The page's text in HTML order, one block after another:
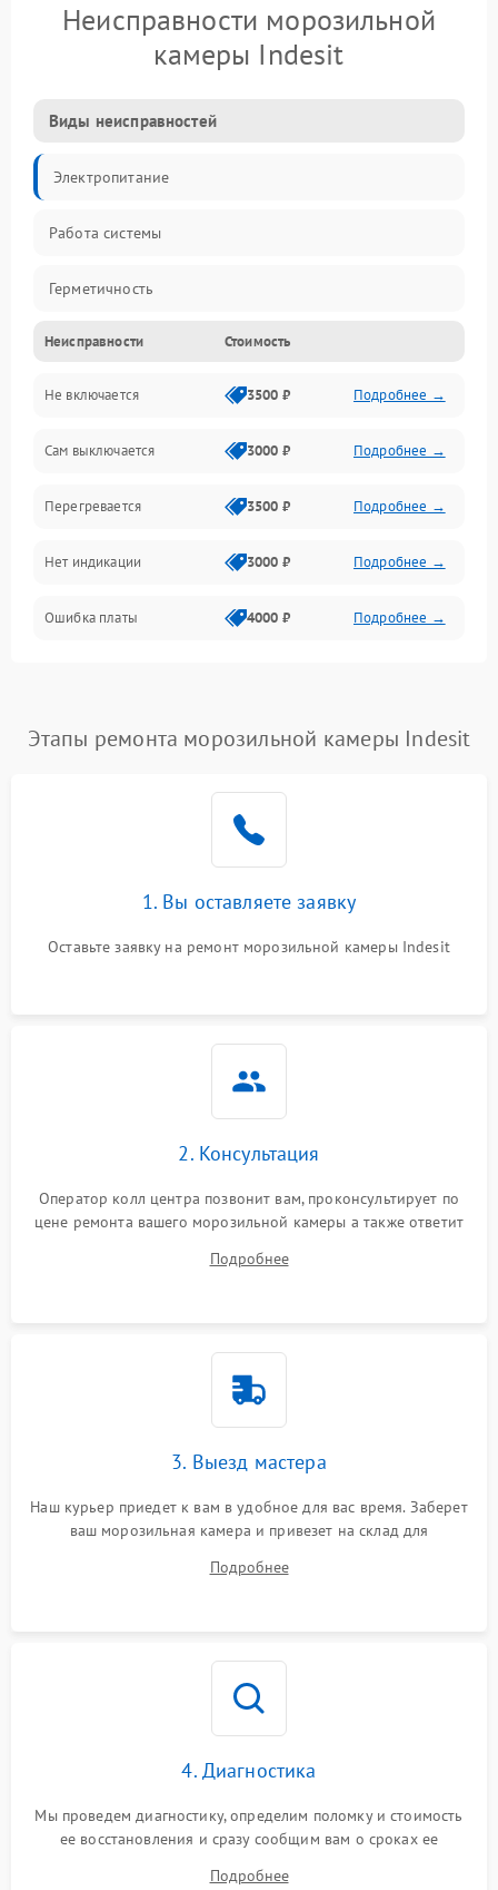
Неисправности морозильной
камеры Indesit
Виды неисправностей
Электропитание
Работа системы
Герметичность
Механика
Неисправности Стоимость
Не включается 3500 ₽ Подробнее →
Сам выключается 3000 ₽ Подробнее →
Перегревается 3500 ₽ Подробнее →
Нет индикации 3000 ₽ Подробнее →
Ошибка платы 4000 ₽ Подробнее →
Этапы ремонта морозильной камеры Indesit
1. Вы оставляете заявку
Оставьте заявку на ремонт морозильной камеры Indesit
2. Консультация
Оператор колл центра позвонит вам, проконсультирует по
цене ремонта вашего морозильной камеры а также ответит
Подробнее
3. Выезд мастера
Наш курьер приедет к вам в удобное для вас время. Заберет
ваш морозильная камера и привезет на склад для
Подробнее
4. Диагностика
Мы проведем диагностику, определим поломку и стоимость
ее восстановления и сразу сообщим вам о сроках ее
Подробнее